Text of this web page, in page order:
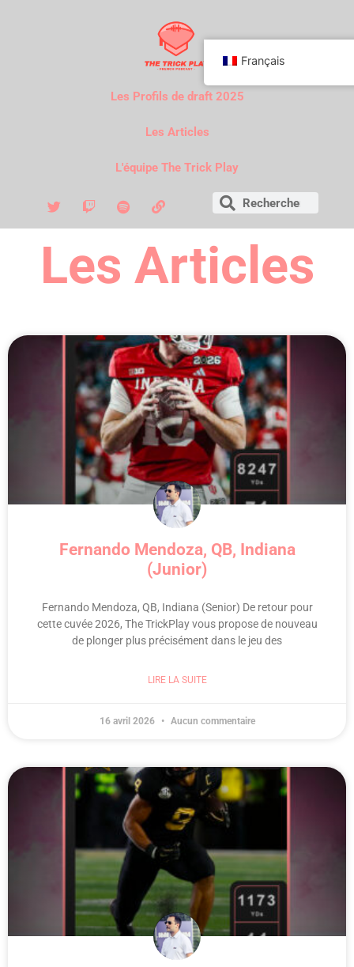
Les Profils de draft 2025
Les Articles
L'équipe The Trick Play
Les Articles
Fernando Mendoza, QB, Indiana
(Junior)
Fernando Mendoza, QB, Indiana (Senior) De retour pour
cette cuvée 2026, The TrickPlay vous propose de nouveau
de plonger plus précisément dans le jeu des
LIRE LA SUITE
16 avril 2026 Aucun commentaire
Français